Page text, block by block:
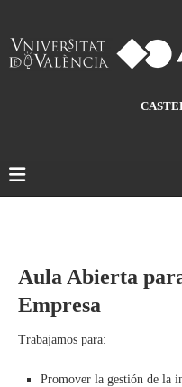
Aula Abierta
Empresa
Trabajamos para:
Promover la gestión de la